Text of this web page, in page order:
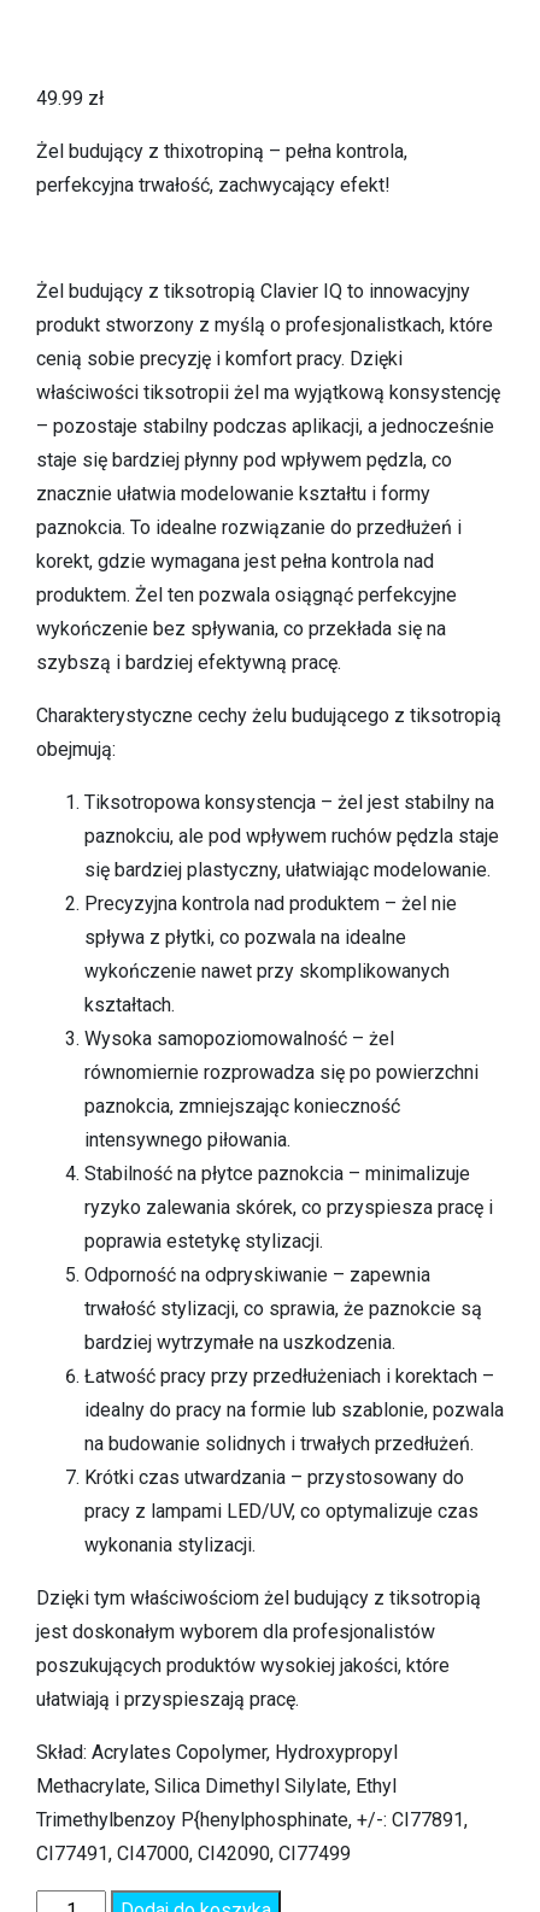
49.99 zł
Żel budujący z thixotropiną – pełna kontrola,
perfekcyjna trwałość, zachwycający efekt!
Żel budujący z tiksotropią Clavier IQ to innowacyjny
produkt stworzony z myślą o profesjonalistkach, które
cenią sobie precyzję i komfort pracy. Dzięki
właściwości tiksotropii żel ma wyjątkową konsystencję
– pozostaje stabilny podczas aplikacji, a jednocześnie
staje się bardziej płynny pod wpływem pędzla, co
znacznie ułatwia modelowanie kształtu i formy
paznokcia. To idealne rozwiązanie do przedłużeń i
korekt, gdzie wymagana jest pełna kontrola nad
produktem. Żel ten pozwala osiągnąć perfekcyjne
wykończenie bez spływania, co przekłada się na
szybszą i bardziej efektywną pracę.
Charakterystyczne cechy żelu budującego z tiksotropią
obejmują:
Tiksotropowa konsystencja – żel jest stabilny na
paznokciu, ale pod wpływem ruchów pędzla staje
się bardziej plastyczny, ułatwiając modelowanie.
Precyzyjna kontrola nad produktem – żel nie
spływa z płytki, co pozwala na idealne
wykończenie nawet przy skomplikowanych
kształtach.
Wysoka samopoziomowalność – żel
równomiernie rozprowadza się po powierzchni
paznokcia, zmniejszając konieczność
intensywnego piłowania.
Stabilność na płytce paznokcia – minimalizuje
ryzyko zalewania skórek, co przyspiesza pracę i
poprawia estetykę stylizacji.
Odporność na odpryskiwanie – zapewnia
trwałość stylizacji, co sprawia, że paznokcie są
bardziej wytrzymałe na uszkodzenia.
Łatwość pracy przy przedłużeniach i korektach –
idealny do pracy na formie lub szablonie, pozwala
na budowanie solidnych i trwałych przedłużeń.
Krótki czas utwardzania – przystosowany do
pracy z lampami LED/UV, co optymalizuje czas
wykonania stylizacji.
Dzięki tym właściwościom żel budujący z tiksotropią
jest doskonałym wyborem dla profesjonalistów
poszukujących produktów wysokiej jakości, które
ułatwiają i przyspieszają pracę.
Skład: Acrylates Copolymer, Hydroxypropyl
Methacrylate, Silica Dimethyl Silylate, Ethyl
Trimethylbenzoy P{henylphosphinate, +/-: CI77891,
CI77491, CI47000, CI42090, CI77499